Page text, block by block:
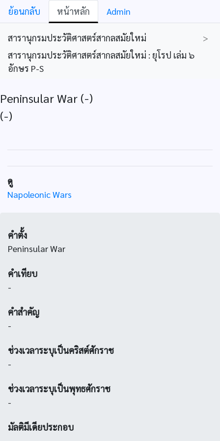
ย้อนกลับ หน้าหลัก Admin
สารานุกรมประวัติศาสตร์สากลสมัยใหม่
>
สารานุกรมประวัติศาสตร์สากลสมัยใหม่ : ยุโรป เล่ม ๖
อักษร P-S
Peninsular War (-)
(-)
ดู
Napoleonic Wars
คำตั้ง
Peninsular War
คำเทียบ
-
คำสำคัญ
-
ช่วงเวลาระบุเป็นคริสต์ศักราช
-
ช่วงเวลาระบุเป็นพุทธศักราช
-
มัลติมีเดียประกอบ